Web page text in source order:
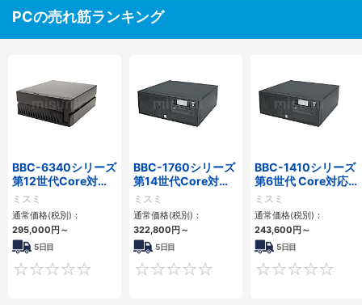
PCの売れ筋ランキング
BBC-6340シリーズ
第12世代Core対応
小型フロアマウント
PC2PCI/2PCIe
ミスミ
通常価格(税別)：
295,000円～
5日目
0
BBC-1760シリーズ
第14世代Core対応
小型フロアマウント
3PCIe
ミスミ
通常価格(税別)：
322,800円～
5日目
0
BBC-1410シリーズ
第6世代 Core対応フ
ロアマウントFAPC
3PCI・3PCIe
ミスミ
通常価格(税別)：
243,600円～
5日目